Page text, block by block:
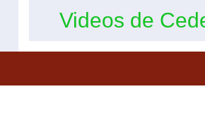
Videos de